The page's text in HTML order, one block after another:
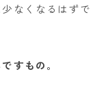
なくなるはずで
すもの。